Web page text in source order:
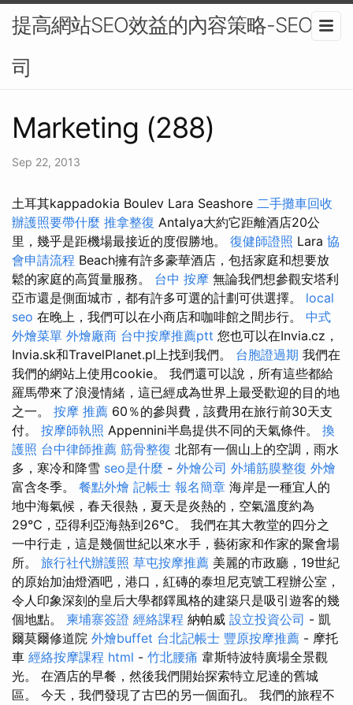
提高網站SEO效益的內容策略-SEO公
司
Marketing (288)
Sep 22, 2013
土耳其kappadokia Boulev Lara Seashore 二手攤車回收
辦護照要帶什麼 推拿整復 Antalya大約它距離酒店20公
里，幾乎是距機場最接近的度假勝地。 復健師證照 Lara 協
會申請流程 Beach擁有許多豪華酒店，包括家庭和想要放
鬆的家庭的高質量服務。 台中 按摩 無論我們想參觀安塔利
亞市還是側面城市，都有許多可選的計劃可供選擇。 local
seo 在晚上，我們可以在小商店和咖啡館之間步行。 中式
外燴菜單 外燴廠商 台中按摩推薦ptt 您也可以在Invia.cz，
Invia.sk和TravelPlanet.pl上找到我們。 台胞證過期 我們在
我們的網站上使用cookie。 我們還可以說，所有這些都給
羅馬帶來了浪漫情緒，這已經成為世界上最受歡迎的目的地
之一。 按摩 推薦 60％的參與費，該費用在旅行前30天支
付。 按摩師執照 Appennini半島提供不同的天氣條件。 換
護照 台中律師推薦 筋骨整復 北部有一個山上的空調，雨水
多，寒冷和降雪 seo是什麼 - 外燴公司 外埔筋膜整復 外燴
富含冬季。 餐點外燴 記帳士 報名簡章 海岸是一種宜人的
地中海氣候，春天很熱，夏天是炎熱的，空氣溫度約為
29°C，亞得利亞海熱到26°C。 我們在其大教堂的四分之
一中行走，這是幾個世紀以來水手，藝術家和作家的聚會場
所。 旅行社代辦護照 草屯按摩推薦 美麗的市政廳，19世紀
的原始加油燈酒吧，港口，紅磚的泰坦尼克號工程辦公室，
令人印象深刻的皇后大學都鐸風格的建築只是吸引遊客的幾
個地點。 柬埔寨簽證 經絡課程 納帕威 設立投資公司 - 凱
爾莫爾修道院 外燴buffet 台北記帳士 豐原按摩推薦 - 摩托
車 經絡按摩課程 html - 竹北腰痛 韋斯特波特廣場全景觀
光。 在酒店的早餐，然後我們開始探索特立尼達的舊城
區。 今天，我們發現了古巴的另一個面孔。 我們的旅程不